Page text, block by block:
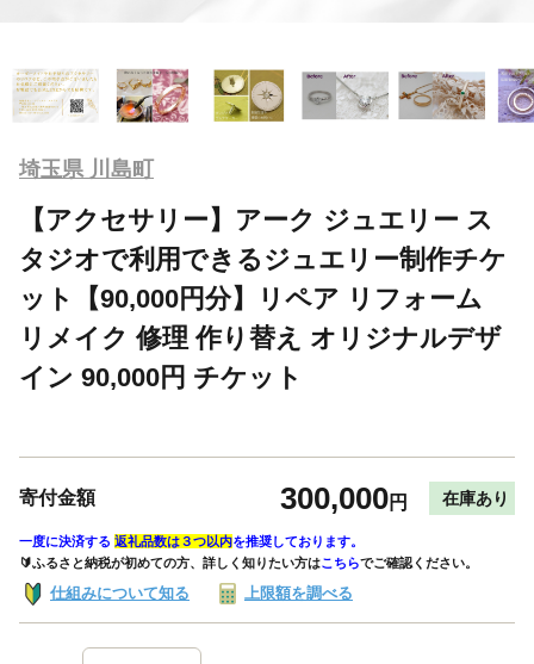
埼玉県 川島町
【アクセサリー】アーク ジュエリー ス
タジオで利用できるジュエリー制作チケ
ット【90,000円分】リペア リフォーム
リメイク 修理 作り替え オリジナルデザ
イン 90,000円 チケット
寄付金額 300,000円 在庫あり
一度に決済する 返礼品数は３つ以内を推奨しております。
🔰ふるさと納税が初めての方、詳しく知りたい方はこちらでご確認ください。
仕組みについて知る 上限額を調べる